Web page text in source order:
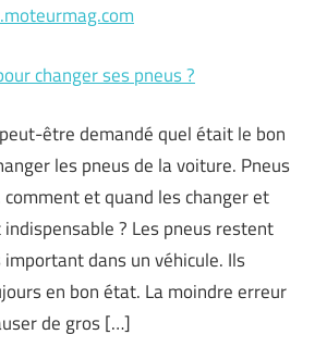
changer ses pneus ?
être demandé quel était le bon
les pneus de la voiture. Pneus
comment et quand les changer et
? Les pneus restent
dans un véhicule. Ils
en bon état. La moindre erreur
de gros […]